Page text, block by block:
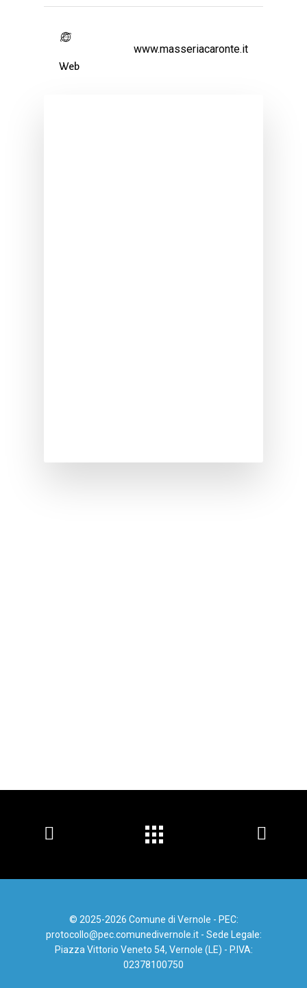
Web
www.masseriacaronte.it
© 2025-2026 Comune di Vernole - PEC:
protocollo@pec.comunedivernole.it - Sede Legale:
Piazza Vittorio Veneto 54, Vernole (LE) - P.IVA:
02378100750